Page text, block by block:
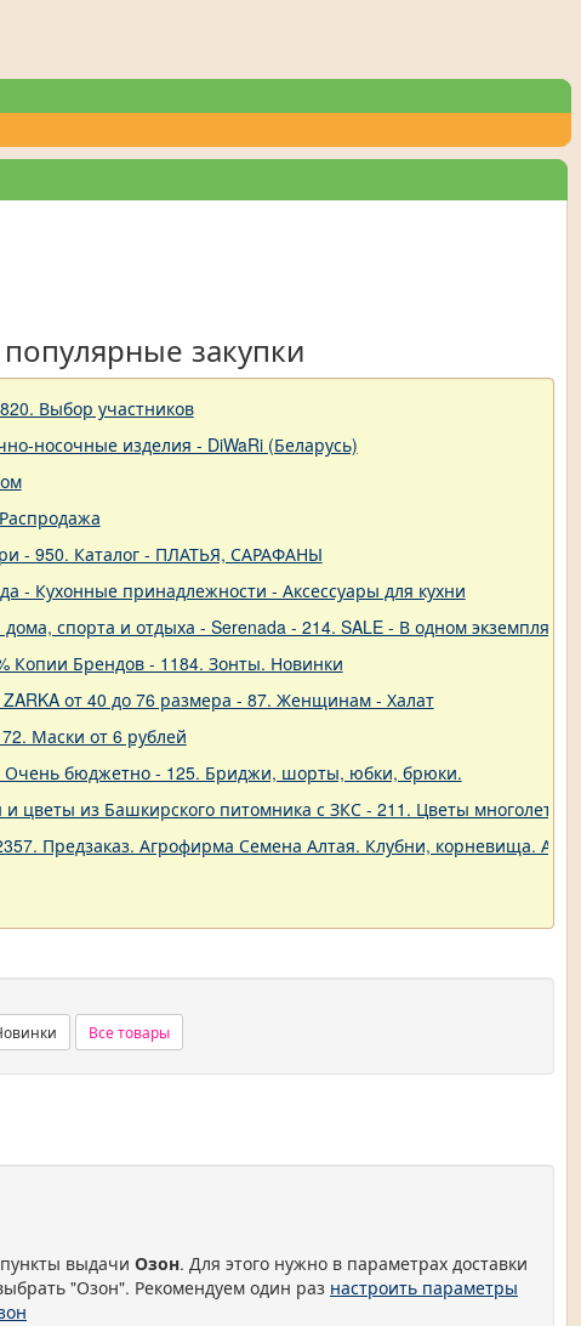
закупки
Выбор участников
носочные изделия - DiWaRi (Беларусь)
- 950. Каталог - ПЛАТЬЯ, САРАФАНЫ
- Кухонные принадлежности - Аксессуары для кухни
спорта и отдыха - Serenada - 214. SALE - В одном экземпляре!
Копии Брендов - 1184. Зонты. Новинки
от 40 до 76 размера - 87. Женщинам - Халат
Маски от 6 рублей
Очень бюджетно - 125. Бриджи, шорты, юбки, брюки.
цветы из Башкирского питомника с ЗКС - 211. Цветы
Предзаказ. Агрофирма Семена Алтая. Клубни, корневища.
Все товары
выдачи Озон. Для этого нужно в параметрах доставки
"Озон". Рекомендуем один раз настроить параметры